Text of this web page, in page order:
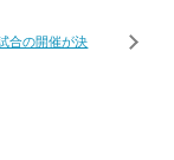
合の開催が決